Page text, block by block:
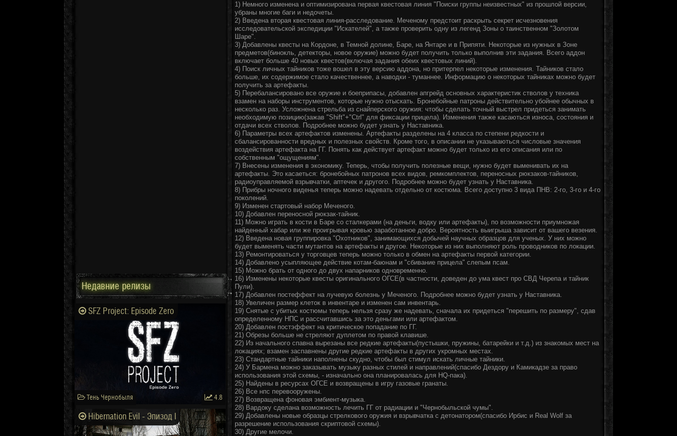
1) Немного изменена и оптимизирована первая квестовая линия "Поиски группы неизвестных" из прошлой версии,
убраны многие баги и недочеты.
2) Введена вторая квестовая линия-расследование. Меченому предстоит раскрыть секрет исчезновения
исследовательской экспедиции "Искателей", а также проверить одну из легенд Зоны о таинственном "Золотом
Шаре".
3) Добавлены квесты на Кордоне, в Темной долине, Баре, на Янтаре и в Припяти. Некоторые из нужных в Зоне
предметов(бинокль, детекторы, новое оружие) можно будет получить только выполнив эти задания. Всего аддон
включает больше 40 новых квестов(включая задания обеих квестовых линий).
4) Поиск личных тайников тоже вошел в эту версию аддона, но притерпел некоторые изменения. Тайников стало
больше, их содержимое стало качественнее, а наводки - туманнее. Информацию о некоторых тайниках можно будет
получить за артефакты.
5) Перебалансировано все оружие и боеприпасы, добавлен апгрейд основных характеристик стволов у техника
взамен на наборы инструментов, которые нужно отыскать. Бронебойные патроны действительно убойнее обычных в
несколько раз. Усложнена стрельба из снайперского оружия: чтобы сделать точный выстрел придеться занимать
необходимую позицию(зажав "Shift"+"Ctrl" для фиксации прицела). Изменения также касаються износа, состояния и
отдачи всех стволов. Подробнее можно будет узнать у Наставника.
6) Параметры всех артефактов изменены. Артефакты разделены на 4 класса по степени редкости и
сбалансированности вредных и полезных свойств. Кроме того, в описании не указываються числовые значения
воздействия артефакта на ГГ. Понять как действует артефакт можно будет только из его описания или по
собственным "ощущениям".
7) Внесены изменения в экономику. Теперь, чтобы получить полезные вещи, нужно будет выменивать их на
артефакты. Это касаеться: бронебойных патронов всех видов, ремкомплектов, переносных рюкзаков-тайников,
радиоуправляемой взрывчатки, аптечек и другого. Подробнее можно будет узнать у Наставника.
8) Прибры ночного виденья теперь можно надевать отдельно от костюма. Всего доступно 3 вида ПНВ: 2-го, 3-го и 4-го
поколений.
9) Изменен стартовый набор Меченого.
10) Добавлен переносной рюкзак-тайник.
11) Можно играть в кости в Баре со сталкерами (на деньги, водку или артефакты), по возможности приумножая
найденный хабар или же проигрывая кровью заработанное добро. Вероятность выигрыша зависит от вашего везения.
12) Введена новая группировка "Охотников", занимающихся добычей научных образцов для ученых. У них можно
будет выменять части мутантов на артефакты и другое. Некоторые из них выполняют роль проводников по локации.
13) Ремонтироваться у торговцев теперь можно только в обмен на артефакты первой категории.
14) Добавлено усыпляющее действие котам-баюнам и "сбивание прицела" слепым псам.
15) Можно брать от одного до двух напарников одновременно.
16) Изменены некоторые квесты оригинального ОГСЕ(в частности, доведен до ума квест про СВД Черепа и тайник
Пули).
17) Добавлен постеффект на лучевую болезнь у Меченого. Подробнее можно будет узнать у Наставника.
18) Увеличен размер клеток в инвентаре и изменен сам инвентарь.
19) Снятые с убитых костюмы теперь нельзя сразу же надевать, сначала их придеться "перешить по размеру", сдав
определенному НПС и рассчитавшись за это деньгами или артефактом.
20) Добавлен постэффект на критическое попадание по ГГ.
21) Обрезы больше не стреляют дуплетом по правой клавише.
22) Из начального спавна вырезаны все редкие артефакты(пустышки, пружины, батарейки и т.д.) из знакомых мест на
локациях; взамен заспавнены другие редкие артефакты в других укромных местах.
23) Стандартные тайники наполнены скудно, чтобы был стимул искать личные тайники.
24) У Бармена можно заказывать музыку разных стилей и направлений(спасибо Дездору и Камикадзе за право
использования этой схемы, - изначально она планировалась для HQ-пака).
25) Найдены в ресурсах ОГСЕ и возвращены в игру газовые гранаты.
26) Все нпс перевооружены.
27) Возвращена фоновая эмбиент-музыка.
28) Вардоку сделана возможность лечить ГГ от радиации и "Чернобыльской чумы".
29) Добавлены новые образцы стрелкового оружия и взрывчатка с детонатором(спасибо Ирбис и Real Wolf за
разрешение использования скриптовой схемы).
30) Другие мелочи.
Недавние релизы
SFZ Project: Episode Zero
Тень Чернобыля 4.8
Hibernation Evil - Эпизод I